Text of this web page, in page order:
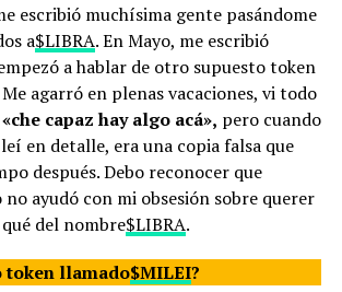
escribió muchísima gente pasándome
a$LIBRA. En Mayo, me escribió
a hablar de otro supuesto token
Me agarró en plenas vacaciones, vi todo
«che capaz hay algo acá», pero cuando
en detalle, era una copia falsa que
después. Debo reconocer que
ayudó con mi obsesión sobre querer
del nombre$LIBRA.
token llamado$MILEI?